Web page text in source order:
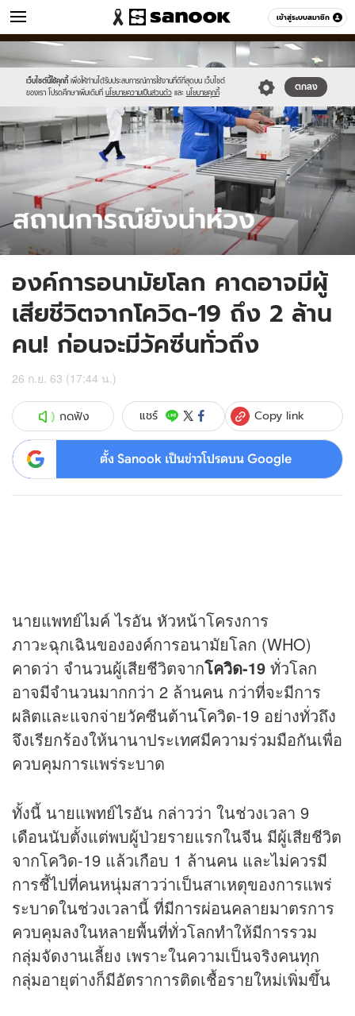
เข้าสู่ระบบสมาชิก
ข่าว หมวดอื่นๆ
เว็บไซต์นี้ใช้คุกกี้ เพื่อให้ท่านได้รับประสบการณ์การใช้งานที่ดีที่สุดบน เว็บไซต์
ของเรา โปรดศึกษาเพิ่มเติมที่ นโยบายความเป็นส่วนตัว และ นโยบายคุกกี้
ตกลง
Sanook
//s.isanook.com/sr/0/images/logo-
new-
sanook.png
//s.isanook.com/ns/0/ud/1652/8261010/updated-
who-
covid19-
vaccine.jpg
องค์การอนามัยโลก คาดอาจมีผู้
เสียชีวิตจากโควิด-19 ถึง 2 ล้าน
คน! ก่อนจะมีวัคซีนทั่วถึง
26 ก.ย. 63 (17:44 น.)
กดฟัง แชร์ Copy link
ตั้ง Sanook เป็นข่าวโปรดบน Google
นายแพทย์ไมค์ ไรอัน หัวหน้าโครงการ
ภาวะฉุกเฉินขององค์การอนามัยโลก (WHO)
คาดว่า จำนวนผู้เสียชีวิตจากโควิด-19 ทั่วโลก
อาจมีจำนวนมากกว่า 2 ล้านคน กว่าที่จะมีการ
ผลิตและแจกจ่ายวัคซีนต้านโควิด-19 อย่างทั่วถึง
จึงเรียกร้องให้นานาประเทศมีความร่วมมือกันเพื่อ
ควบคุมการแพร่ระบาด
ทั้งนี้ นายแพทย์ไรอัน กล่าวว่า ในช่วงเวลา 9
เดือนนับตั้งแต่พบผู้ป่วยรายแรกในจีน มีผู้เสียชีวิต
จากโควิด-19 แล้วเกือบ 1 ล้านคน และไม่ควรมี
การชี้ไปที่คนหนุ่มสาวว่าเป็นสาเหตุของการแพร่
ระบาดในช่วงเวลานี้ ที่มีการผ่อนคลายมาตรการ
ควบคุมลงในหลายพื้นที่ทั่วโลกทำให้มีการรวม
กลุ่มจัดงานเลี้ยง เพราะในความเป็นจริงคนทุก
กลุ่มอายุต่างก็มีอัตราการติดเชื้อรายใหม่เพิ่มขึ้น